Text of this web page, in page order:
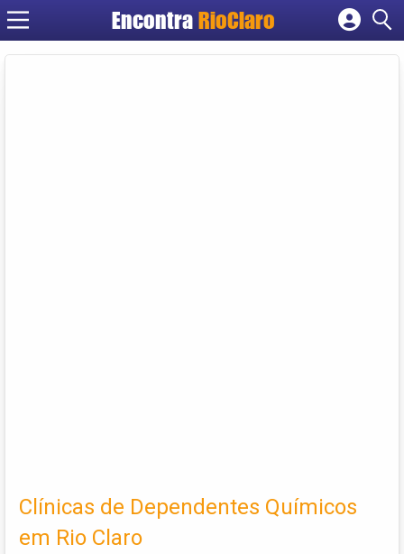
Encontra RioClaro
Cadastrar empresa
Clínicas de Dependentes Químicos
em Rio Claro